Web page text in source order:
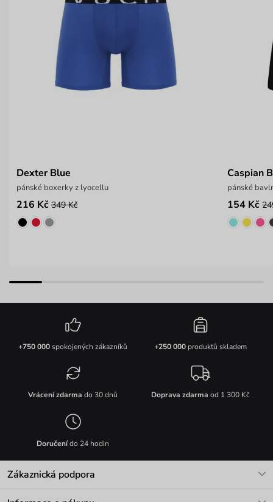
Dexter Blue
pánské boxerky z lyocellu
216 Kč 349 Kč
Caspian
pánské
154 Kč
+750 000spokojených zákazníků +250 000produktů skladem
Vrácení zdarma do 30 dnů Doprava zdarma od 1 300 Kč
Doručenído 24 hodin
Zákaznická podpora